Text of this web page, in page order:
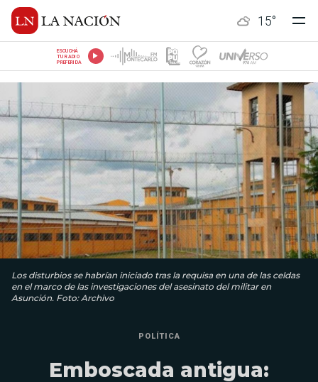
15°
ESCUCHÁ
TU RADIO
PREFERIDA
Los disturbios se habrían iniciado tras la requisa en una de las celdas
en el marco de las investigaciones del asesinato del militar en
Asunción. Foto: Archivo
POLÍTICA
Emboscada antigua: